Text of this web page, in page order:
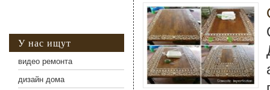
У нас ищут
видео ремонта
дизайн дома